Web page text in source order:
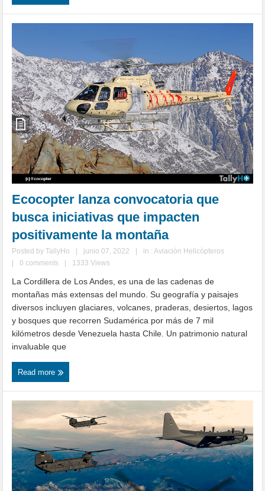
Ecocopter lanza convocatoria que
busca iniciativas que impacten
positivamente la montaña
Posted byTallyHo junio 07, 2022 in :Aviación Helicópteros
0 comments 1333 Views
La Cordillera de Los Andes, es una de las cadenas de
montañas más extensas del mundo. Su geografía y paisajes
diversos incluyen glaciares, volcanes, praderas, desiertos, lagos
y bosques que recorren Sudamérica por más de 7 mil
kilómetros desde Venezuela hasta Chile. Un patrimonio natural
invaluable que
Read more